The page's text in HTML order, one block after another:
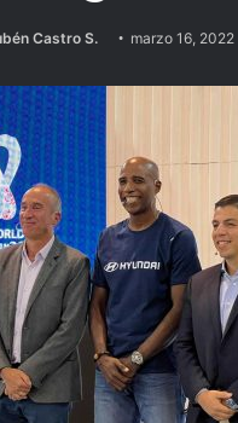
Castro S. marzo 16, 2022